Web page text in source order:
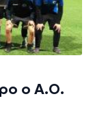
ο Α.Ο.